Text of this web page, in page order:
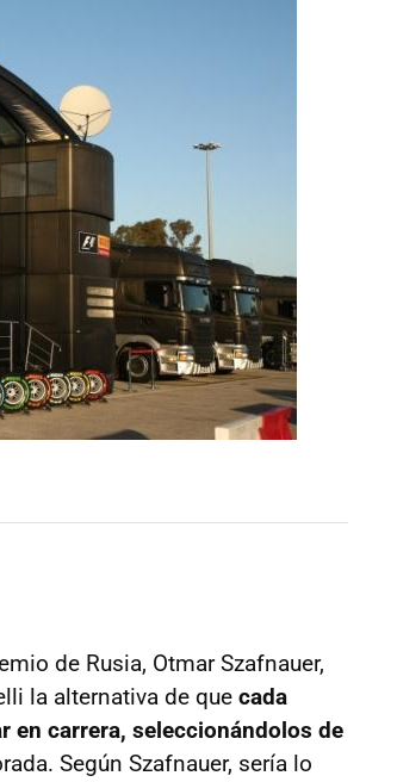
de Rusia, Otmar Szafnauer,
la alternativa de que cada
en carrera, seleccionándolos de
Según Szafnauer, sería lo